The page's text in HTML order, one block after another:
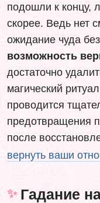
подошли к концу,
скорее. Ведь нет
ожидание чуда
возможность
достаточно
магический
проводится
предотвращения
после
вернуть ваши
Гадание